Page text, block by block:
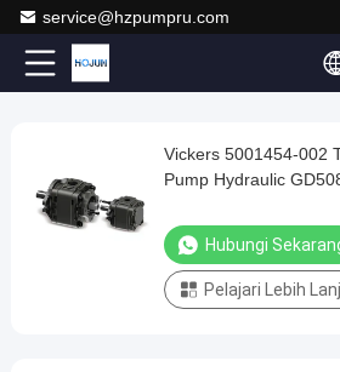
service@hzpumpru.com
Video
5001454-
002
Vickers 5001454-002
Pump Hydraulic
Hubungi
Pelajari Lebih